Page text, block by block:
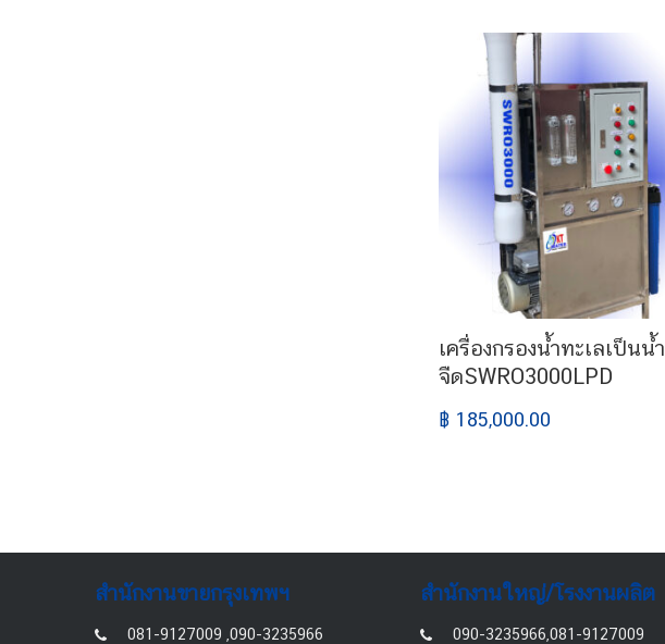
เครื่องกรองน้ำทะเลเป็นน้ำ
จืดSWRO3000LPD
฿ 185,000.00
สำนักงานขายกรุงเทพฯ
081-9127009 ,090-3235966
สำนักงานใหญ่/โรงงานผลิต
090-3235966,081-9127009